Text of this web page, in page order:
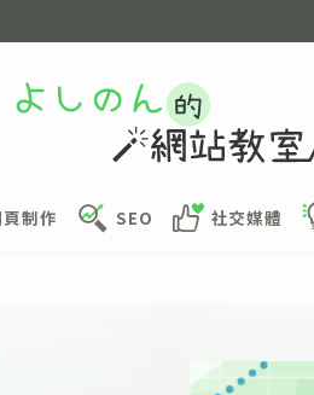
制作 SEO 社交媒體